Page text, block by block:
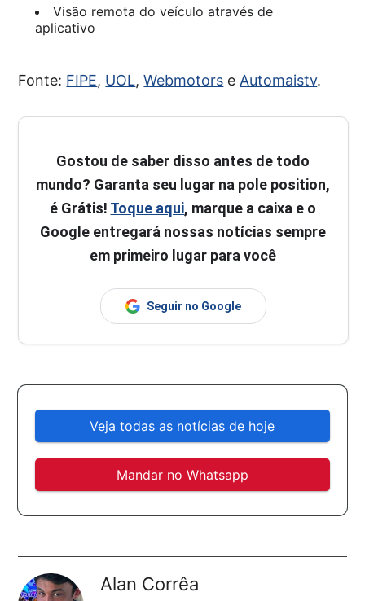
Visão remota do veículo através de
aplicativo
Fonte: FIPE, UOL,Webmotors e Automaistv.
Gostou de saber disso antes de todo
mundo? Garanta seu lugar na pole position,
é Grátis! Toque aqui, marque a caixa e o
Google entregará nossas notícias sempre
em primeiro lugar para você
Seguir no Google
Veja todas as notícias de hoje
Mandar no Whatsapp
Alan Corrêa